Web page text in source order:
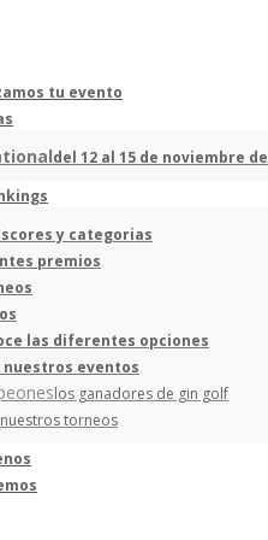
tu evento
del 12 al 15 de noviembre
scores y categorias
premios
las diferentes opciones
nuestros eventos
los ganadores de gin golf
torneos